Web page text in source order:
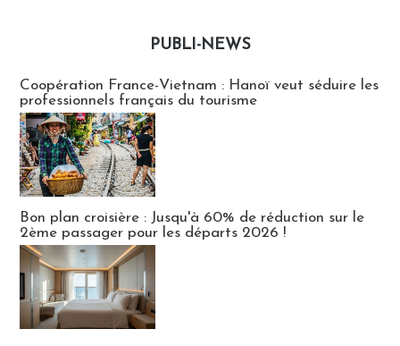
PUBLI-NEWS
Coopération France-Vietnam : Hanoï veut séduire les
professionnels français du tourisme
Bon plan croisière : Jusqu'à 60% de réduction sur le
2ème passager pour les départs 2026 !